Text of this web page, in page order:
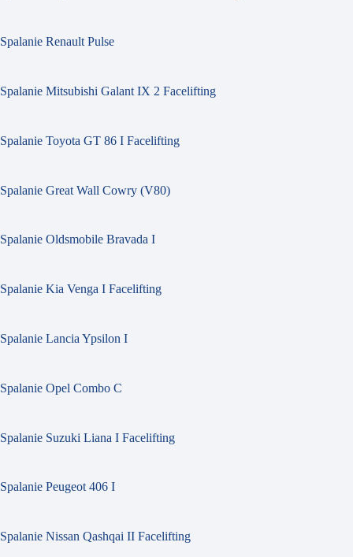
Spalanie Renault Pulse
Spalanie Mitsubishi Galant IX 2 Facelifting
Spalanie Toyota GT 86 I Facelifting
Spalanie Great Wall Cowry (V80)
Spalanie Oldsmobile Bravada I
Spalanie Kia Venga I Facelifting
Spalanie Lancia Ypsilon I
Spalanie Opel Combo C
Spalanie Suzuki Liana I Facelifting
Spalanie Peugeot 406 I
Spalanie Nissan Qashqai II Facelifting